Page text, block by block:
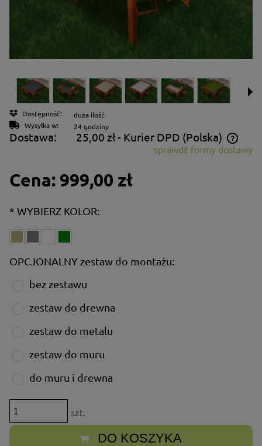
Dostępność:
duża ilość
Wysyłka w:
24 godziny
Dostawa: 25,00 zł- Kurier DPD (Polska)
Cena nie zawiera ewentualnych kosztów płatnościsprawdź formy dostawy
Cena: 999,00 zł
* WYBIERZ KOLOR:
OPCJONALNY zestaw do montażu:
bez zestawu
zestaw do drewna
zestaw do metalu
zestaw do muru
do muru i drewna
szt.
DO KOSZYKA